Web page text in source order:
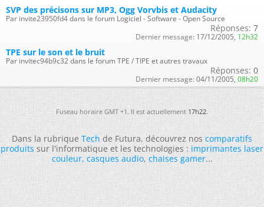
SVP des précisons sur MP3, Ogg Vorvbis et Audacity
Par invite23950fd4 dans le forum Logiciel - Software - Open Source
Réponses: 7
Dernier message: 17/12/2005, 12h32
TPE sur le son et le bruit
Par invitec94b9c32 dans le forum TPE / TIPE et autres travaux
Réponses: 0
Dernier message: 04/11/2005, 08h20
Fuseau horaire GMT +1. Il est actuellement17h22.
Dans la rubriqueTechde Futura, découvrez noscomparatifs
produitssur l'informatique et les technologies :imprimantes laser
couleur,casques audio,chaises gamer...